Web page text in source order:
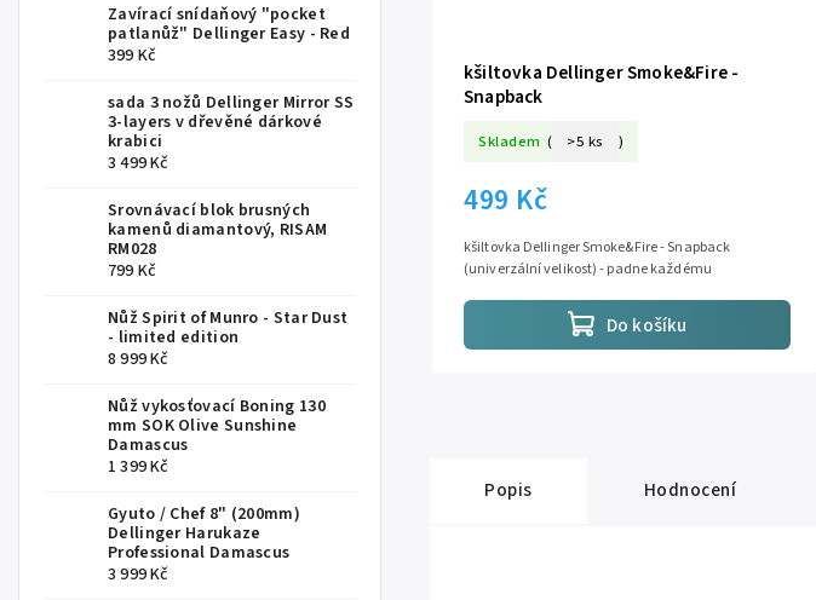
Zavírací snídaňový "pocket
patlanůž" Dellinger Easy - Red
399 Kč
sada 3 nožů Dellinger Mirror SS
3-layers v dřevěné dárkové
krabici
3 499 Kč
Srovnávací blok brusných
kamenů diamantový, RISAM
RM028
799 Kč
Nůž Spirit of Munro - Star Dust
- limited edition
8 999 Kč
Nůž vykosťovací Boning 130
mm SOK Olive Sunshine
Damascus
1 399 Kč
Gyuto / Chef 8" (200mm)
Dellinger Harukaze
Professional Damascus
3 999 Kč
kšiltovka Dellinger Smoke&Fire -
Snapback
Skladem ( >5 ks )
499 Kč
Do košíku
kšiltovka Dellinger Smoke&Fire - Snapback
(univerzální velikost) - padne každému
Popis Hodnocení